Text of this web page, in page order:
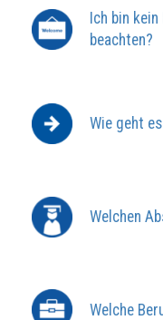
Ich bin
beachten?
Wie geht
Welchen
Welche